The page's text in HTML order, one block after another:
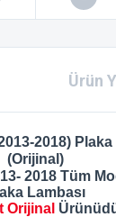
Ürün
2018) Plaka
(Orijinal)
2018 Tüm
Lambası
Orijinal